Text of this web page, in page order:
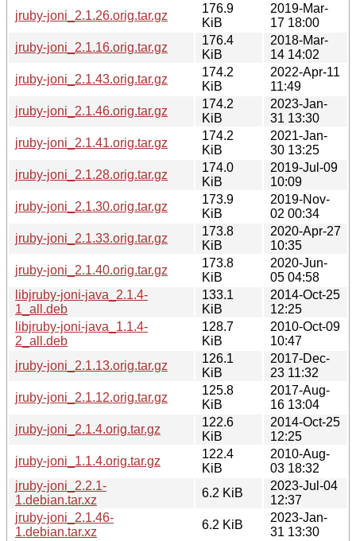
jruby-joni_2.1.26.orig.tar.gz
176.9
KiB
2019-Mar-
17 18:00
jruby-joni_2.1.16.orig.tar.gz
176.4
KiB
2018-Mar-
14 14:02
jruby-joni_2.1.43.orig.tar.gz
174.2
KiB
2022-Apr-11
11:49
jruby-joni_2.1.46.orig.tar.gz
174.2
KiB
2023-Jan-
31 13:30
jruby-joni_2.1.41.orig.tar.gz
174.2
KiB
2021-Jan-
30 13:25
jruby-joni_2.1.28.orig.tar.gz
174.0
KiB
2019-Jul-09
10:09
jruby-joni_2.1.30.orig.tar.gz
173.9
KiB
2019-Nov-
02 00:34
jruby-joni_2.1.33.orig.tar.gz
173.8
KiB
2020-Apr-27
10:35
jruby-joni_2.1.40.orig.tar.gz
173.8
KiB
2020-Jun-
05 04:58
libjruby-joni-java_2.1.4-
1_all.deb
133.1
KiB
2014-Oct-25
12:25
libjruby-joni-java_1.1.4-
2_all.deb
128.7
KiB
2010-Oct-09
10:47
jruby-joni_2.1.13.orig.tar.gz
126.1
KiB
2017-Dec-
23 11:32
jruby-joni_2.1.12.orig.tar.gz
125.8
KiB
2017-Aug-
16 13:04
jruby-joni_2.1.4.orig.tar.gz
122.6
KiB
2014-Oct-25
12:25
jruby-joni_1.1.4.orig.tar.gz
122.4
KiB
2010-Aug-
03 18:32
jruby-joni_2.2.1-
1.debian.tar.xz
6.2 KiB
2023-Jul-04
12:37
jruby-joni_2.1.46-
1.debian.tar.xz
6.2 KiB
2023-Jan-
31 13:30